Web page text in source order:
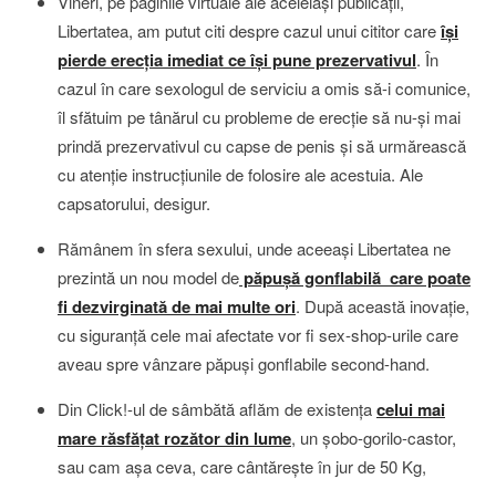
Libertatea, am putut citi despre cazul unui cititor careîşi
pierde erecţia imediat ce îşi pune prezervativul. În
cazul în care sexologul de serviciu a omis să-i comunice,
îl sfătuim pe tânărul cu probleme de erecţie să nu-şi mai
prindă prezervativul cu capse de penis şi să urmărească
cu atenţie instrucţiunile de folosire ale acestuia. Ale
capsatorului, desigur.
Rămânem în sfera sexului, unde aceeaşi Libertatea ne
prezintă un nou model depăpuşă gonflabilă care poate
fi dezvirginată de mai multe ori. După această inovaţie,
cu siguranţă cele mai afectate vor fi sex-shop-urile care
aveau spre vânzare păpuşi gonflabile second-hand.
Din Click!-ul de sâmbătă aflăm de existenţacelui mai
mare răsfăţat rozător din lume, un şobo-gorilo-castor,
sau cam aşa ceva, care cântăreşte în jur de 50 Kg,